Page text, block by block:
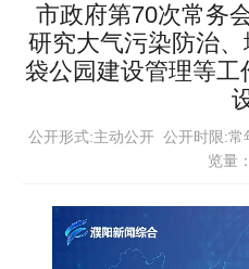
市政府第70次常务
研究大气污染防治
袋公园建设管理等
公开形式:主动公开 公开时限:常
览量：